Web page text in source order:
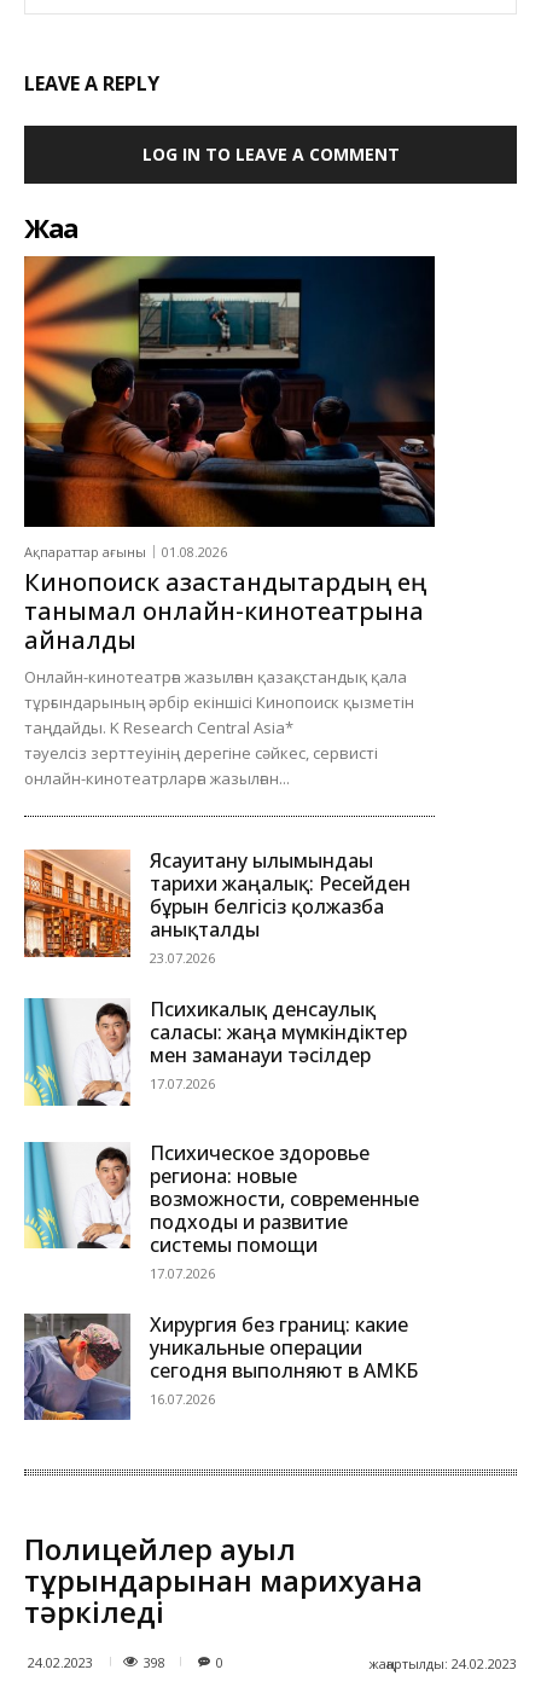
LEAVE A REPLY
LOG IN TO LEAVE A COMMENT
Жаңа
Ақпараттар ағыны 01.08.2026
Кинопоиск қазақстандықтардың ең
танымал онлайн-кинотеатрына
айналды
Онлайн-кинотеатрға жазылған қазақстандық қала
тұрғындарының әрбір екіншісі Кинопоиск қызметін
таңдайды. K Research Central Asia*
тәуелсіз зерттеуінің дерегіне сәйкес, сервисті
онлайн-кинотеатрларға жазылған...
Ясауитану ғылымындағы
тарихи жаңалық: Ресейден
бұрын белгісіз қолжазба
анықталды
23.07.2026
Психикалық денсаулық
саласы: жаңа мүмкіндіктер
мен заманауи тәсілдер
17.07.2026
Психическое здоровье
региона: новые
возможности, современные
подходы и развитие
системы помощи
17.07.2026
Хирургия без границ: какие
уникальные операции
сегодня выполняют в АМКБ
16.07.2026